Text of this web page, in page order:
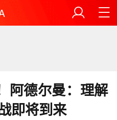
阿德尔曼：理解
即将到来